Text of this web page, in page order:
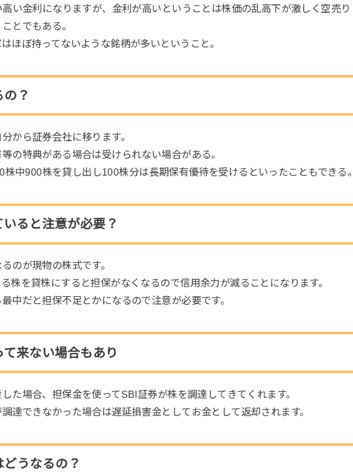
い金利になりますが、金利が高いということは株価の乱高下が激しく空売り
とでもある。
ほぼ持ってないような銘柄が多いということ。
？
から証券会社に移ります。
の特典がある場合は受けられない場合がある。
中900株を貸し出し100株分は長期保有優待を受けるといったこともできる。
ると注意が必要？
のが現物の株式です。
株を貸株にすると担保がなくなるので信用余力が減ることになります。
中だと担保不足とかになるので注意が必要です。
来ない場合もあり
た場合、担保金を使ってSBI証券が株を調達してきてくれます。
達できなかった場合は遅延損害金としてお金として返却されます。
うなるの？